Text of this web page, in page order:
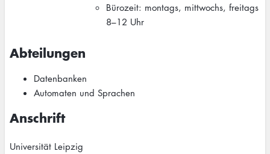
Bürozeit: montags, mittwochs, freitags
8–12 Uhr
Abteilungen
Datenbanken
Automaten und Sprachen
Anschrift
Universität Leipzig